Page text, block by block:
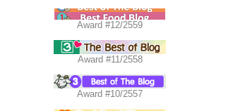
Award #12/2559
Award #11/2558
Award #10/2557